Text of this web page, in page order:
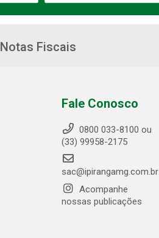
Notas Fiscais
Fale Conosco
0800 033-8100 ou
(33) 99958-2175
sac@ipirangamg.com.br
Acompanhe
nossas publicações